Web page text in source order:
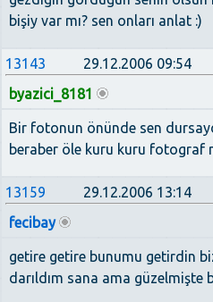
bişiy var mı? sen onları anlat :)
13143
29.12.2006 09:54
byazici_8181
Bir fotonun önünde sen
beraber öle kuru kuru fotograf
13159
29.12.2006 13:14
fecibay
getire getire bunumu getirdin
darıldım sana ama güzelmişte